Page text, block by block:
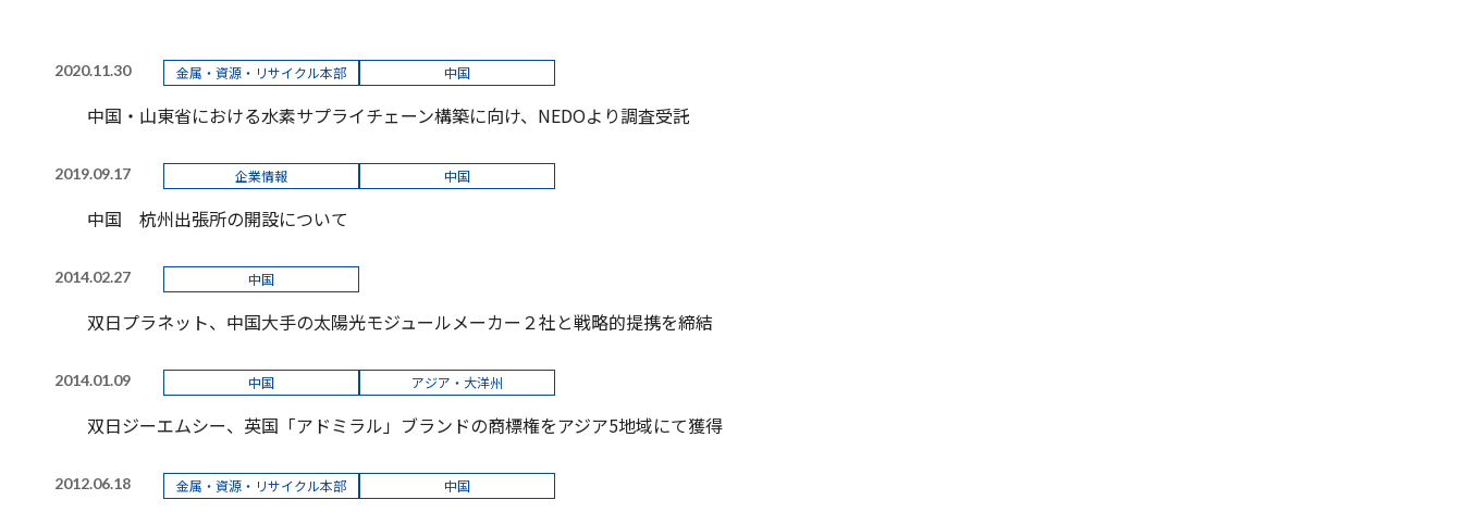
2020.11.30 金属・資源・リサイクル本部 中国
中国・山東省における水素サプライチェーン構築に向け、NEDOより調査受託
2019.09.17 企業情報 中国
中国 杭州出張所の開設について
2014.02.27 中国
双日プラネット、中国大手の太陽光モジュールメーカー２社と戦略的提携を締結
2014.01.09 中国 アジア・大洋州
双日ジーエムシー、英国「アドミラル」ブランドの商標権をアジア5地域にて獲得
2012.06.18 金属・資源・リサイクル本部 中国